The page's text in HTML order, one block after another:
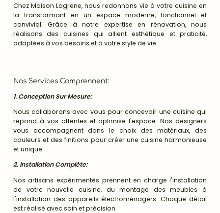
Chez Maison Lagrene, nous redonnons vie à votre cuisine en
la transformant en un espace moderne, fonctionnel et
convivial. Grâce à notre expertise en rénovation, nous
réalisons des cuisines qui allient esthétique et praticité,
adaptées à vos besoins et à votre style de vie.
Nos Services Comprennent:
1. Conception Sur Mesure:
Nous collaborons avec vous pour concevoir une cuisine qui
répond à vos attentes et optimise l'espace. Nos designers
vous accompagnent dans le choix des matériaux, des
couleurs et des finitions pour créer une cuisine harmonieuse
et unique.
2. Installation Complète:
Nos artisans expérimentés prennent en charge l'installation
de votre nouvelle cuisine, du montage des meubles à
l'installation des appareils électroménagers. Chaque détail
est réalisé avec soin et précision.